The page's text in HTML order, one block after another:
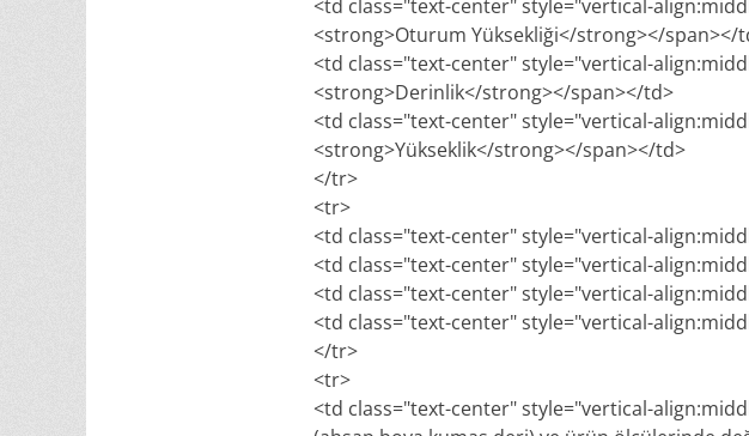
<td class="text-center" style="vertical-
<strong>Oturum Yüksekliği</strong></span></
<td class="text-center" style="vertical-
<strong>Derinlik</strong></span></td>
<td class="text-center" style="vertical-
<strong>Yükseklik</strong></span></td>
</tr>
<tr>
<td class="text-center" style="vertical-
<td class="text-center" style="vertical-
<td class="text-center" style="vertical-
<td class="text-center" style="vertical-
</tr>
<tr>
<td class="text-center" style="vertical-